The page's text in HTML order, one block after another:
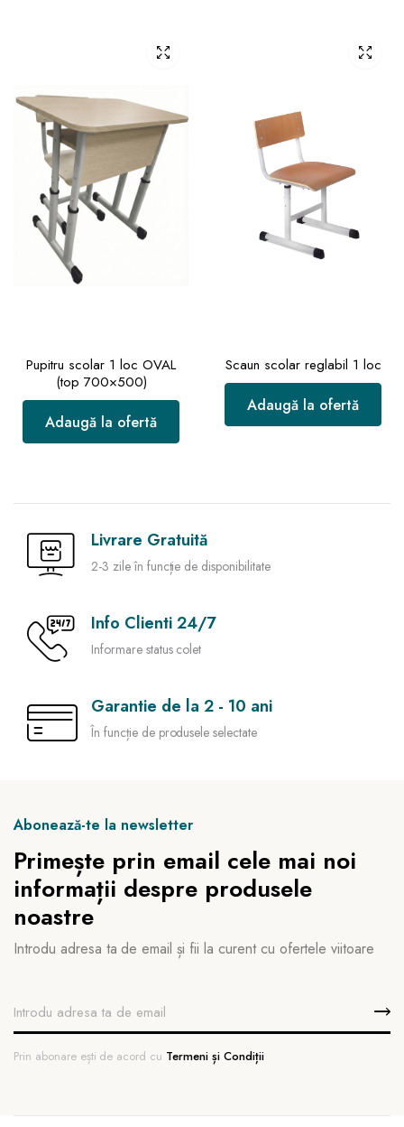
Pupitru scolar 1 loc OVAL
(top 700×500)
Adaugă la ofertă
Scaun scolar reglabil 1 loc
Adaugă la ofertă
Livrare Gratuită
2-3 zile în funcție de disponibilitate
Info Clienti 24/7
Informare status colet
Garantie de la 2 - 10 ani
În funcție de produsele selectate
Abonează-te la newsletter
Primește prin email cele mai noi
informații despre produsele
noastre
Introdu adresa ta de email și fii la curent cu ofertele viitoare
Prin abonare ești de acord cu Termeni și Condiții